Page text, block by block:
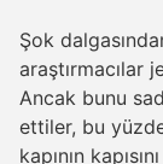
Şok
araştırmacılar
Ancak bunu
ettiler, bu
kapının